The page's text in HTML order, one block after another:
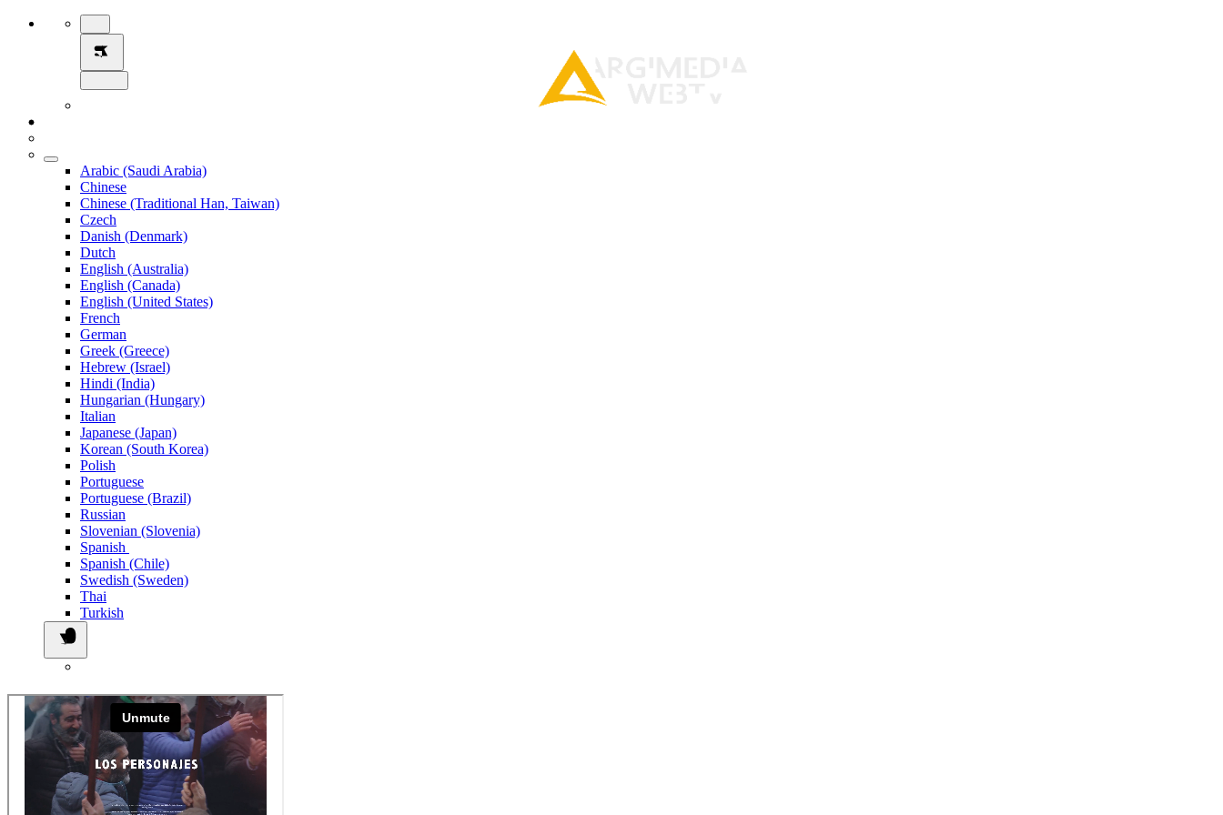
Arabic (Saudi Arabia)
Chinese
Chinese (Traditional Han, Taiwan)
Czech
Danish (Denmark)
Dutch
English (Australia)
English (Canada)
English (United States)
French
German
Greek (Greece)
Hebrew (Israel)
Hindi (India)
Hungarian (Hungary)
Italian
Japanese (Japan)
Korean (South Korea)
Polish
Portuguese
Portuguese (Brazil)
Russian
Slovenian (Slovenia)
Spanish
Spanish (Chile)
Swedish (Sweden)
Thai
Turkish